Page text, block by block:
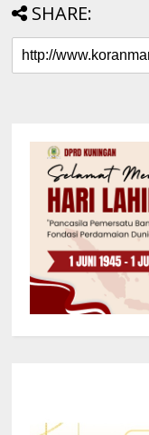
SHARE: